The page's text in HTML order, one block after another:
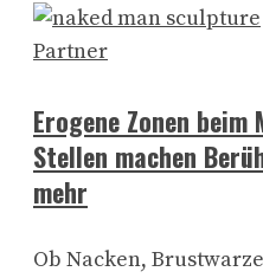
Partner
Erogene Zonen beim
Stellen machen
mehr
Ob Nacken,